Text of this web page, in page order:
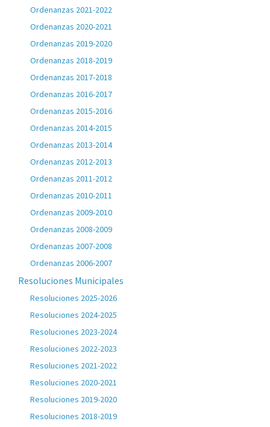
Ordenanzas 2021-2022
Ordenanzas 2020-2021
Ordenanzas 2019-2020
Ordenanzas 2018-2019
Ordenanzas 2017-2018
Ordenanzas 2016-2017
Ordenanzas 2015-2016
Ordenanzas 2014-2015
Ordenanzas 2013-2014
Ordenanzas 2012-2013
Ordenanzas 2011-2012
Ordenanzas 2010-2011
Ordenanzas 2009-2010
Ordenanzas 2008-2009
Ordenanzas 2007-2008
Ordenanzas 2006-2007
Resoluciones Municipales
Resoluciones 2025-2026
Resoluciones 2024-2025
Resoluciones 2023-2024
Resoluciones 2022-2023
Resoluciones 2021-2022
Resoluciones 2020-2021
Resoluciones 2019-2020
Resoluciones 2018-2019